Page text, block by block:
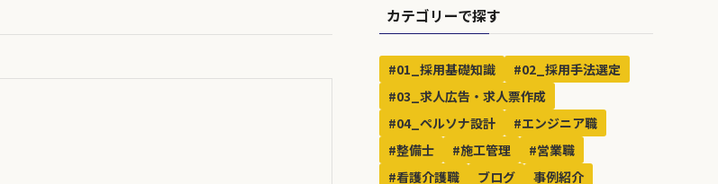
カテゴリーで探す
#01_採用基礎知識
#02_採用手法選定
#03_求人広告・求人票作成
#04_ペルソナ設計
#エンジニア職
#整備士
#施工管理
#営業職
#看護介護職
ブログ 事例紹介